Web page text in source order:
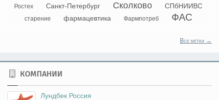
Ростех Санкт-Петербург Сколково СПбНИИВС
старение фармацевтика Фармпотреб ФАС
Все метки →
КОМПАНИИ
Лундбек Россия